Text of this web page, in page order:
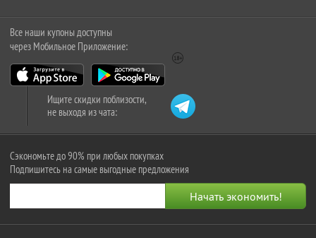
Все наши купоны доступны
через Мобильное Приложение:
Ищите скидки поблизости,
не выходя из чата:
Сэкономьте до 90% при любых покупках
Подпишитесь на самые выгодные предложения